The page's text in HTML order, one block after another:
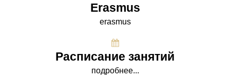
Erasmus
erasmus
Расписание занятий
подробнее...